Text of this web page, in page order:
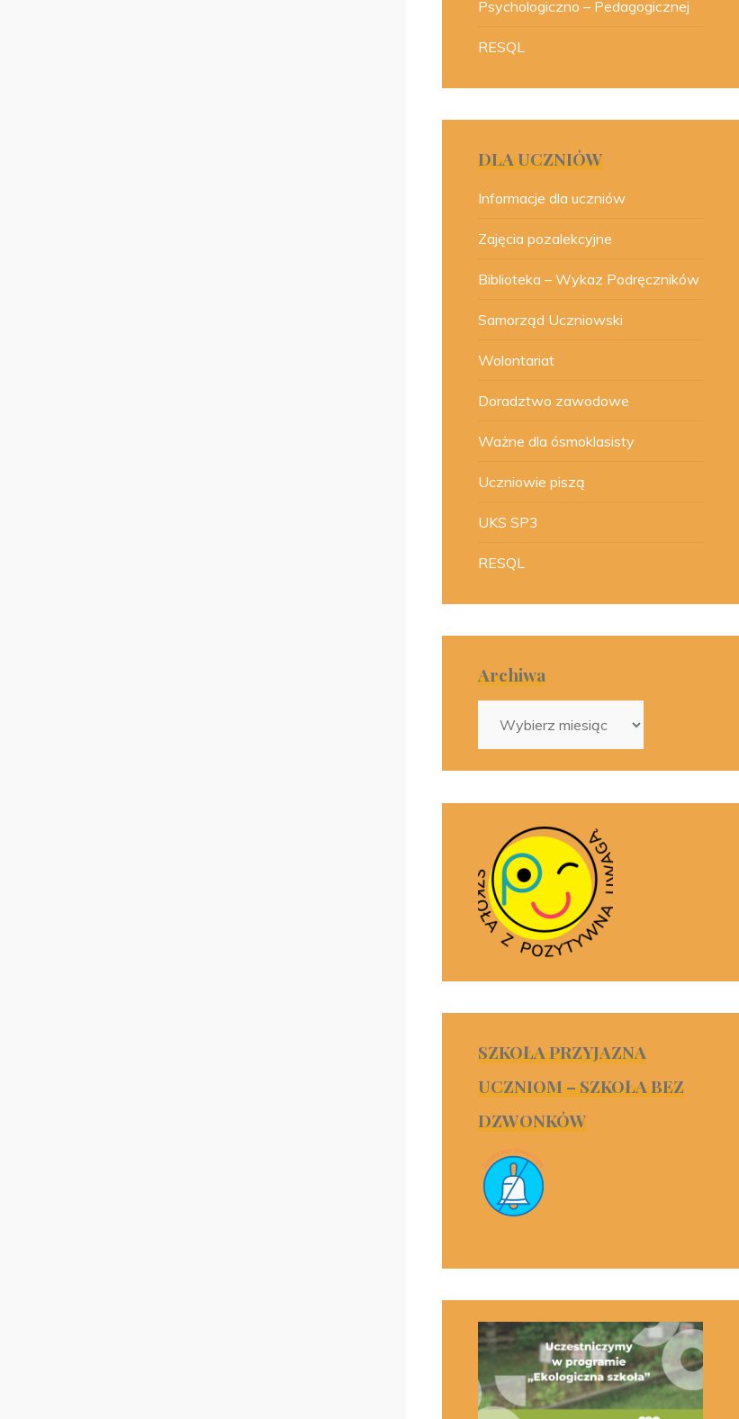
Psychologiczno – Pedagogicznej
RESQL
DLA UCZNIÓW
Informacje dla uczniów
Zajęcia pozalekcyjne
Biblioteka – Wykaz Podręczników
Samorząd Uczniowski
Wolontariat
Doradztwo zawodowe
Ważne dla ósmoklasisty
Uczniowie piszą
UKS SP3
RESQL
Archiwa
SZKOŁA PRZYJAZNA
UCZNIOM – SZKOŁA BEZ
DZWONKÓW